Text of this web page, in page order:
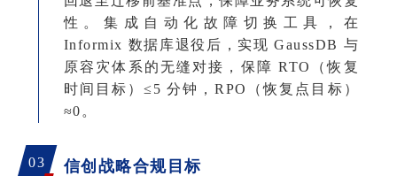
性。集成自动化故障切换工具，在
Informix 数据库退役后，实现 GaussDB 与
原容灾体系的无缝对接，保障 RTO（恢复
时间目标）≤5 分钟，RPO（恢复点目标）
≈0。
03 信创战略合规目标